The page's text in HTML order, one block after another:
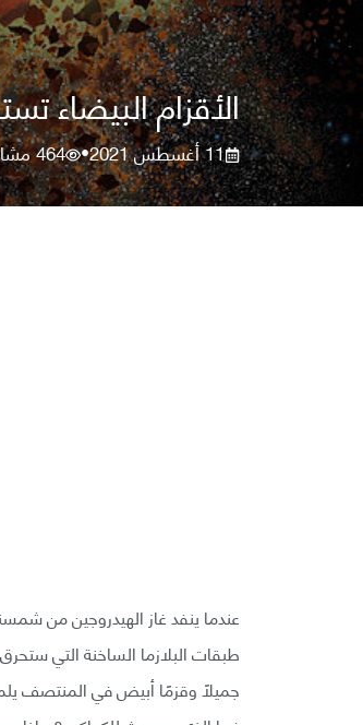
الأقزام البيضاء
11 أغسطس 2021 •
464
طبقات البلازما الساخنة التي
جميلًا وقزمًا أبيض في المنتصف